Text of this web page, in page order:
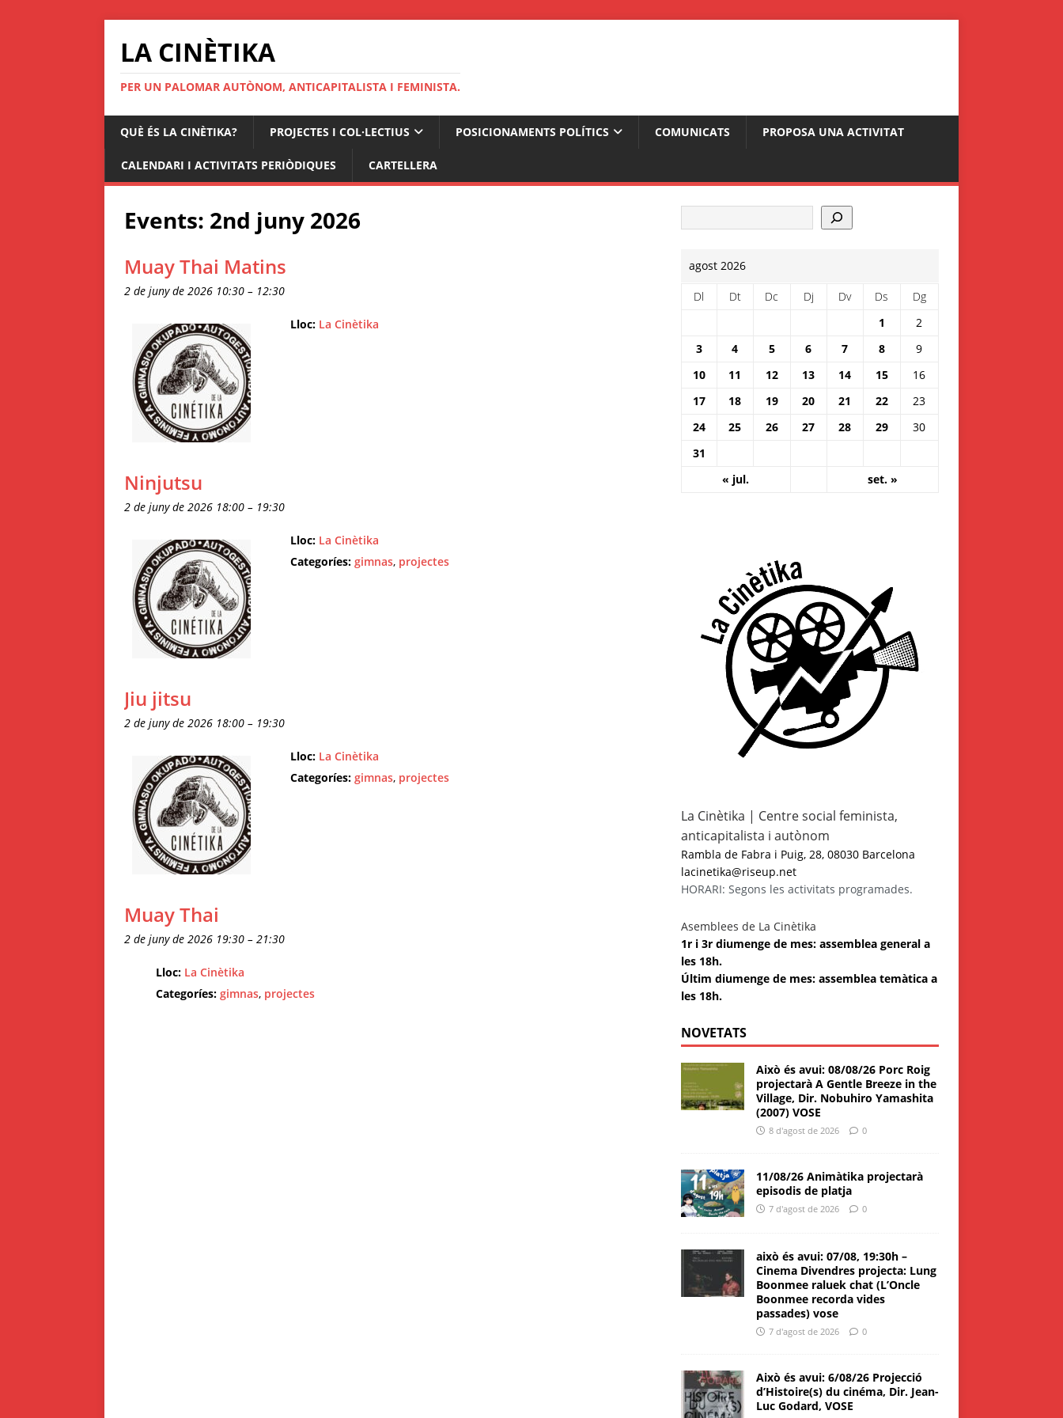
LA CINÈTIKA
PER UN PALOMAR AUTÒNOM, ANTICAPITALISTA I FEMINISTA.
QUÈ ÉS LA CINÈTIKA? PROJECTES I COL·LECTIUS POSICIONAMENTS POLÍTICS COMUNICATS PROPOSA UNA ACTIVITAT
CALENDARI I ACTIVITATS PERIÒDIQUES CARTELLERA
Events: 2nd juny 2026
Muay Thai Matins
2 de juny de 2026 10:30 – 12:30
Lloc: La Cinètika
Ninjutsu
2 de juny de 2026 18:00 – 19:30
Lloc: La Cinètika
Categoríes: gimnas, projectes
Jiu jitsu
2 de juny de 2026 18:00 – 19:30
Lloc: La Cinètika
Categoríes: gimnas, projectes
Muay Thai
2 de juny de 2026 19:30 – 21:30
Lloc: La Cinètika
Categoríes: gimnas, projectes
agost 2026
Dl Dt Dc Dj Dv Ds
Dg
1
2
3
4 5 6 7 8
9
10
11 12 13 14 15
16
17
18 19 20 21 22
23
24
25 26 27 28 29
30
31
« jul.
set. »
La Cinètika | Centre social feminista,
anticapitalista i autònom
Rambla de Fabra i Puig, 28, 08030 Barcelona
lacinetika@riseup.net
HORARI: Segons les activitats programades.
Asemblees de La Cinètika
1r i 3r diumenge de mes: assemblea general a
les 18h.
Últim diumenge de mes: assemblea temàtica a
les 18h.
NOVETATS
Això és avui: 08/08/26 Porc Roig
projectarà A Gentle Breeze in the
Village, Dir. Nobuhiro Yamashita
(2007) VOSE
8 d'agost de 2026 0
11/08/26 Animàtika projectarà
episodis de platja
7 d'agost de 2026 0
això és avui: 07/08, 19:30h –
Cinema Divendres projecta: Lung
Boonmee raluek chat (L’Oncle
Boonmee recorda vides
passades) vose
7 d'agost de 2026 0
Això és avui: 6/08/26 Projecció
d’Histoire(s) du cinéma, Dir. Jean-
Luc Godard, VOSE